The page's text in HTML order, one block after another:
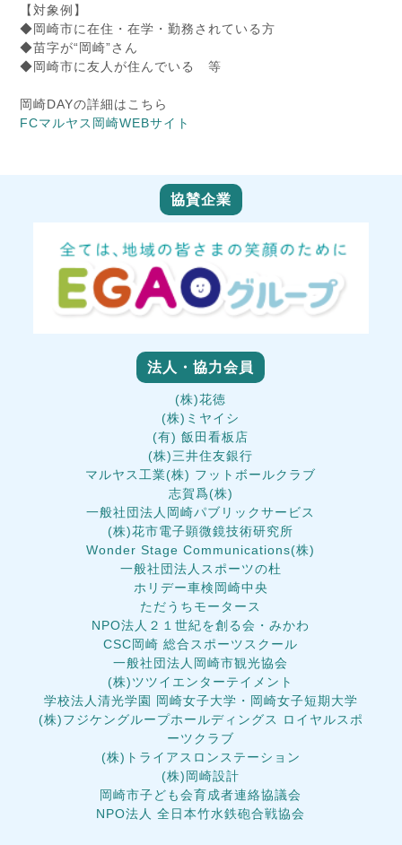
【対象例】
◆岡崎市に在住・在学・勤務されている方
◆苗字が“岡崎”さん
◆岡崎市に友人が住んでいる 等
岡崎DAYの詳細はこちら
FCマルヤス岡崎WEBサイト
協賛企業
法人・協力会員
(株)花徳
(株)ミヤイシ
(有) 飯田看板店
(株)三井住友銀行
マルヤス工業(株) フットボールクラブ
志賀爲(株)
一般社団法人岡崎パブリックサービス
(株)花市電子顕微鏡技術研究所
Wonder Stage Communications(株)
一般社団法人スポーツの杜
ホリデー車検岡崎中央
ただうちモータース
NPO法人２１世紀を創る会・みかわ
CSC岡崎 総合スポーツスクール
一般社団法人岡崎市観光協会
(株)ツツイエンターテイメント
学校法人清光学園 岡崎女子大学・岡崎女子短期大学
(株)フジケングループホールディングス ロイヤルスポ
ーツクラブ
(株)トライアスロンステーション
(株)岡崎設計
岡崎市子ども会育成者連絡協議会
NPO法人 全日本竹水鉄砲合戦協会